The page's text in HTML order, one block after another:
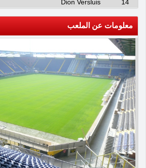
14
Dion Versluis
معلومات عن الملعب